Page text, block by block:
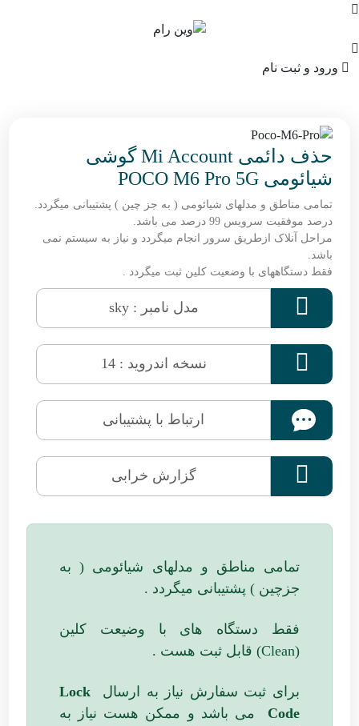
ورود و ثبت نام
حذف دائمی Mi Account گوشی
شیائومی POCO M6 Pro 5G
تمامی مناطق و مدلهای شیائومی ( به جز چین ) پشتیبانی میگردد.
درصد موفقیت سرویس 99 درصد می باشد.
مراحل آنلاک ازطریق سرور انجام میگردد و نیاز به سیستم نمی
باشد.
فقط دستگاههای با وضعیت کلین ثبت میگردد .
 مدل نامبر : sky
 نسخه اندروید : 14
ارتباط با پشتیبانی
 گزارش خرابی
تمامی مناطق و مدلهای شیائومی ( به
جزچین ) پشتیبانی میگردد .
فقط دستگاه های با وضیعت کلین
(Clean) قابل ثبت هست .
برای ثبت سفارش نیاز به ارسال Lock
Code می باشد و ممکن هست نیاز به